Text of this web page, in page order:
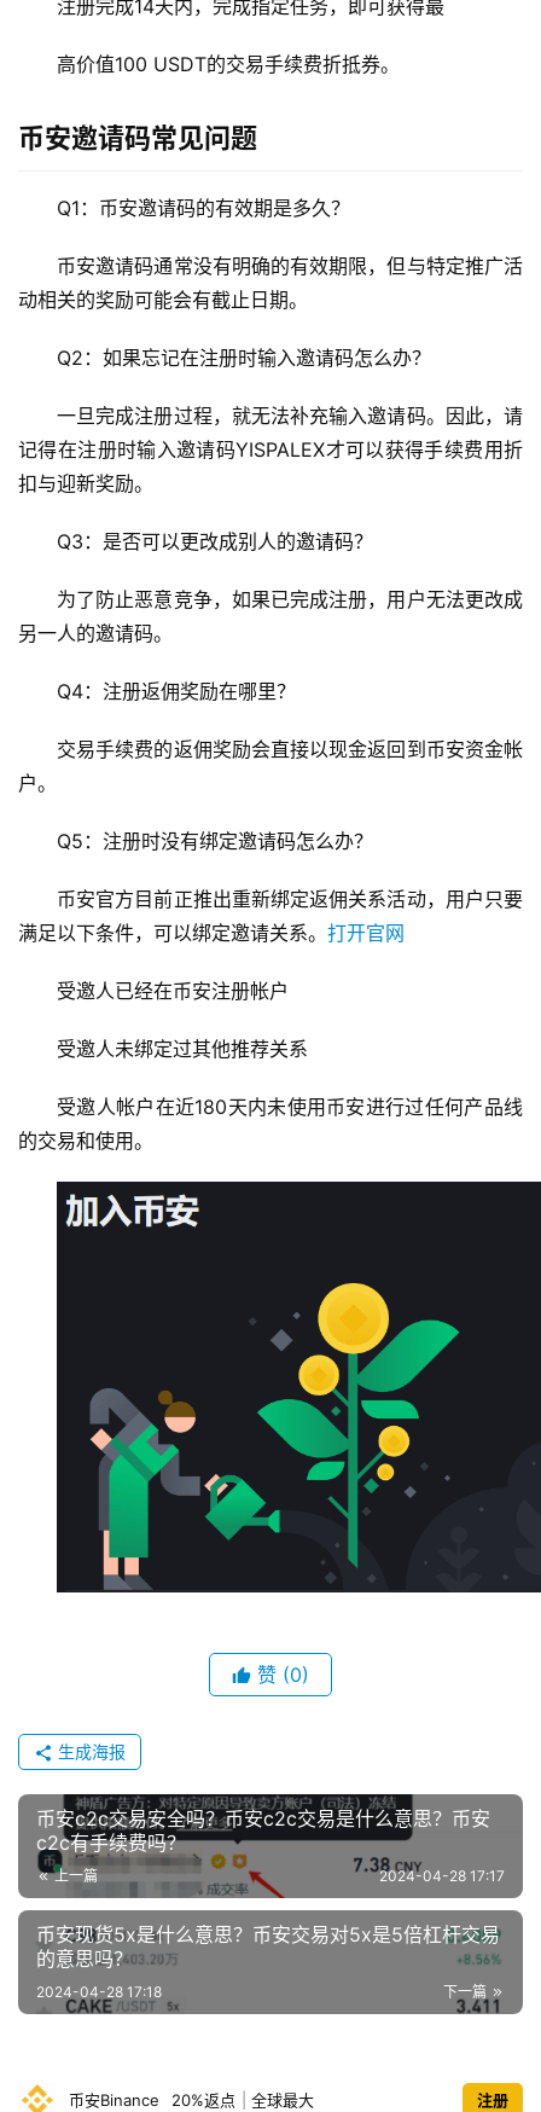
行
情
圈
注册完成14天内，完成指定任务，即可获得最
高价值100 USDT的交易手续费折抵券。
币安邀请码常见问题
Q1：币安邀请码的有效期是多久？
币安邀请码通常没有明确的有效期限，但与特定推广活
动相关的奖励可能会有截止日期。
Q2：如果忘记在注册时输入邀请码怎么办？
一旦完成注册过程，就无法补充输入邀请码。因此，请
记得在注册时输入邀请码YISPALEX才可以获得手续费用折
扣与迎新奖励。
Q3：是否可以更改成别人的邀请码？
为了防止恶意竞争，如果已完成注册，用户无法更改成
另一人的邀请码。
Q4：注册返佣奖励在哪里？
交易手续费的返佣奖励会直接以现金返回到币安资金帐
户。
Q5：注册时没有绑定邀请码怎么办？
币安官方目前正推出重新绑定返佣关系活动，用户只要
满足以下条件，可以绑定邀请关系。 打开官网
受邀人已经在币安注册帐户
受邀人未绑定过其他推荐关系
受邀人帐户在近180天内未使用币安进行过任何产品线
的交易和使用。
赞 (0)
生成海报
币安c2c交易安全吗？币安c2c交易是什么意思？币安
c2c有手续费吗？
上一篇 2024-04-28 17:17
币安现货5x是什么意思？币安交易对5x是5倍杠杆交易
的意思吗？
下一篇
2024-04-28 17:18
币安Binance 20%返点 全球最大 注册